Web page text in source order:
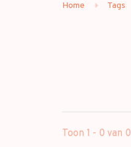
Home Tags
Toon 1 - 0 van 0